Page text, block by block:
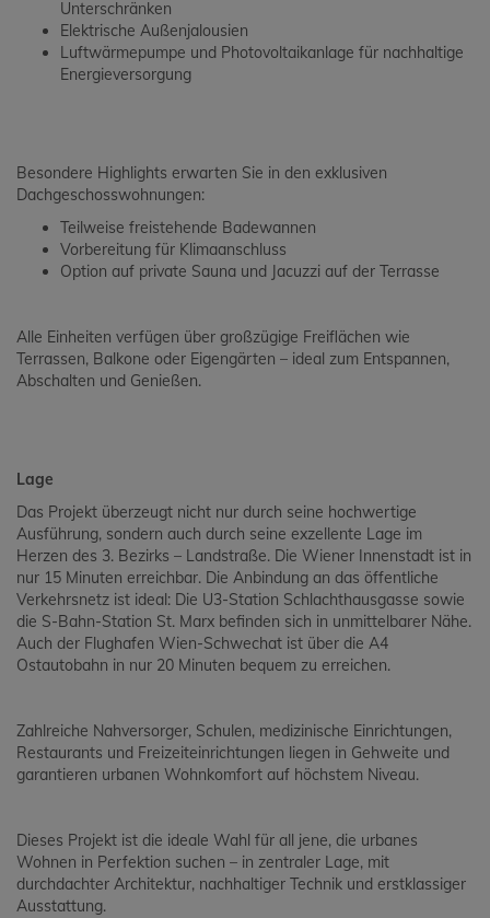
Unterschränken
Elektrische Außenjalousien
Luftwärmepumpe und Photovoltaikanlage für nachhaltige
Energieversorgung
Besondere Highlights erwarten Sie in den exklusiven
Dachgeschosswohnungen:
Teilweise freistehende Badewannen
Vorbereitung für Klimaanschluss
Option auf private Sauna und Jacuzzi auf der Terrasse
Alle Einheiten verfügen über großzügige Freiflächen wie
Terrassen, Balkone oder Eigengärten – ideal zum Entspannen,
Abschalten und Genießen.
Lage
Das Projekt überzeugt nicht nur durch seine hochwertige
Ausführung, sondern auch durch seine exzellente Lage im
Herzen des 3. Bezirks – Landstraße. Die Wiener Innenstadt ist in
nur 15 Minuten erreichbar. Die Anbindung an das öffentliche
Verkehrsnetz ist ideal: Die U3-Station Schlachthausgasse sowie
die S-Bahn-Station St. Marx befinden sich in unmittelbarer Nähe.
Auch der Flughafen Wien-Schwechat ist über die A4
Ostautobahn in nur 20 Minuten bequem zu erreichen.
Zahlreiche Nahversorger, Schulen, medizinische Einrichtungen,
Restaurants und Freizeiteinrichtungen liegen in Gehweite und
garantieren urbanen Wohnkomfort auf höchstem Niveau.
Dieses Projekt ist die ideale Wahl für all jene, die urbanes
Wohnen in Perfektion suchen – in zentraler Lage, mit
durchdachter Architektur, nachhaltiger Technik und erstklassiger
Ausstattung.